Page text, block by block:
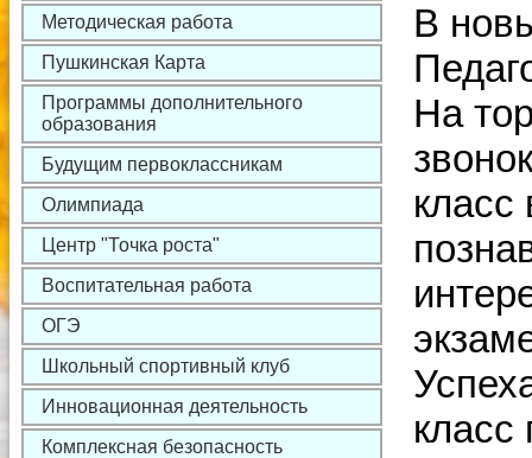
Методическая работа
Пушкинская Карта
Программы дополнительного
образования
Будущим первоклассникам
Олимпиада
Центр "Точка роста"
Воспитательная работа
ОГЭ
Школьный спортивный клуб
Инновационная деятельность
Комплексная безопасность
В
На
класс
класс